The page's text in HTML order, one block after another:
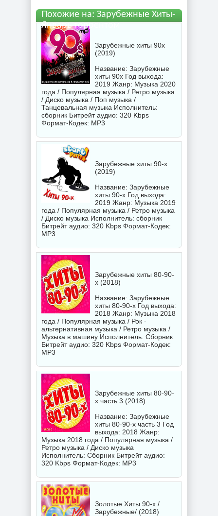
Похожие на: Зарубежные Хиты-
Январь торрентом
Зарубежные хиты 90х
(2019)
Название: Зарубежные
хиты 90х Год выхода:
2019 Жанр: Музыка 2020
года / Популярная музыка / Ретро музыка
/ Диско музыка / Поп музыка /
Танцевальная музыка Исполнитель:
сборник Битрейт аудио: 320 Kbps
Формат-Кодек: MP3
Зарубежные хиты 90-х
(2019)
Название: Зарубежные
хиты 90-х Год выхода:
2019 Жанр: Музыка 2019
года / Популярная музыка / Ретро музыка
/ Диско музыка Исполнитель: сборник
Битрейт аудио: 320 Kbps Формат-Кодек:
MP3
Зарубежные хиты 80-90-
х (2018)
Название: Зарубежные
хиты 80-90-х Год выхода:
2018 Жанр: Музыка 2018
года / Популярная музыка / Рок -
альтернативная музыка / Ретро музыка /
Музыка в машину Исполнитель: Сборник
Битрейт аудио: 320 Kbps Формат-Кодек:
MP3
Зарубежные хиты 80-90-
х часть 3 (2018)
Название: Зарубежные
хиты 80-90-х часть 3 Год
выхода: 2018 Жанр:
Музыка 2018 года / Популярная музыка /
Ретро музыка / Диско музыка
Исполнитель: Сборник Битрейт аудио:
320 Kbps Формат-Кодек: MP3
Золотые Хиты 90-х /
Зарубежные/ (2018)